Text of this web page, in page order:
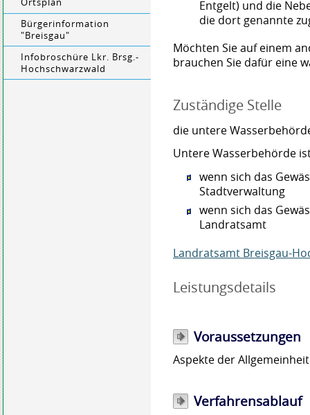
Ortsplan
Bürgerinformation
"Breisgau"
Infobroschüre Lkr. Brsg.-
Hochschwarzwald
Entgelt) und die
die dort genannte
Möchten Sie auf einem
brauchen Sie dafür eine
Zuständige Stelle
die untere
Untere Wasserbehörde
wenn sich das
Stadtverwaltung
wenn sich das
Landratsamt
Landratsamt Breisgau-
Leistungsdetails
Voraussetzungen
Aspekte der
Verfahrensablauf